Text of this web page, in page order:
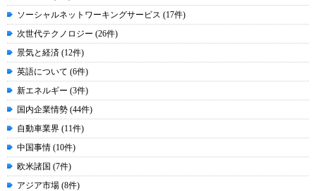
ソーシャルネットワーキングサービス (17件)
次世代テクノロジー (26件)
景気と経済 (12件)
英語について (6件)
新エネルギー (3件)
国内企業情勢 (44件)
自動車業界 (11件)
中国事情 (10件)
欧米諸国 (7件)
アジア市場 (8件)